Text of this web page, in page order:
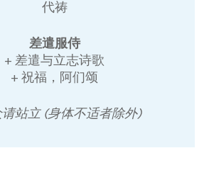
代祷
差遣服侍
+ 差遣与立志诗歌
+ 祝福，阿们颂
请站立 (身体不适者除外)